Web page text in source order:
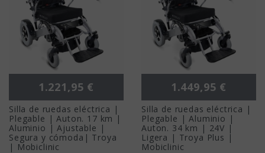
Precio
1.221,95 €
Silla de ruedas eléctrica |
Plegable | Auton. 17 km |
Aluminio | Ajustable |
Segura y cómoda| Troya
| Mobiclinic
Precio
1.449,95 €
Silla de ruedas eléctrica |
Plegable | Aluminio |
Auton. 34 km | 24V |
Ligera | Troya Plus |
Mobiclinic